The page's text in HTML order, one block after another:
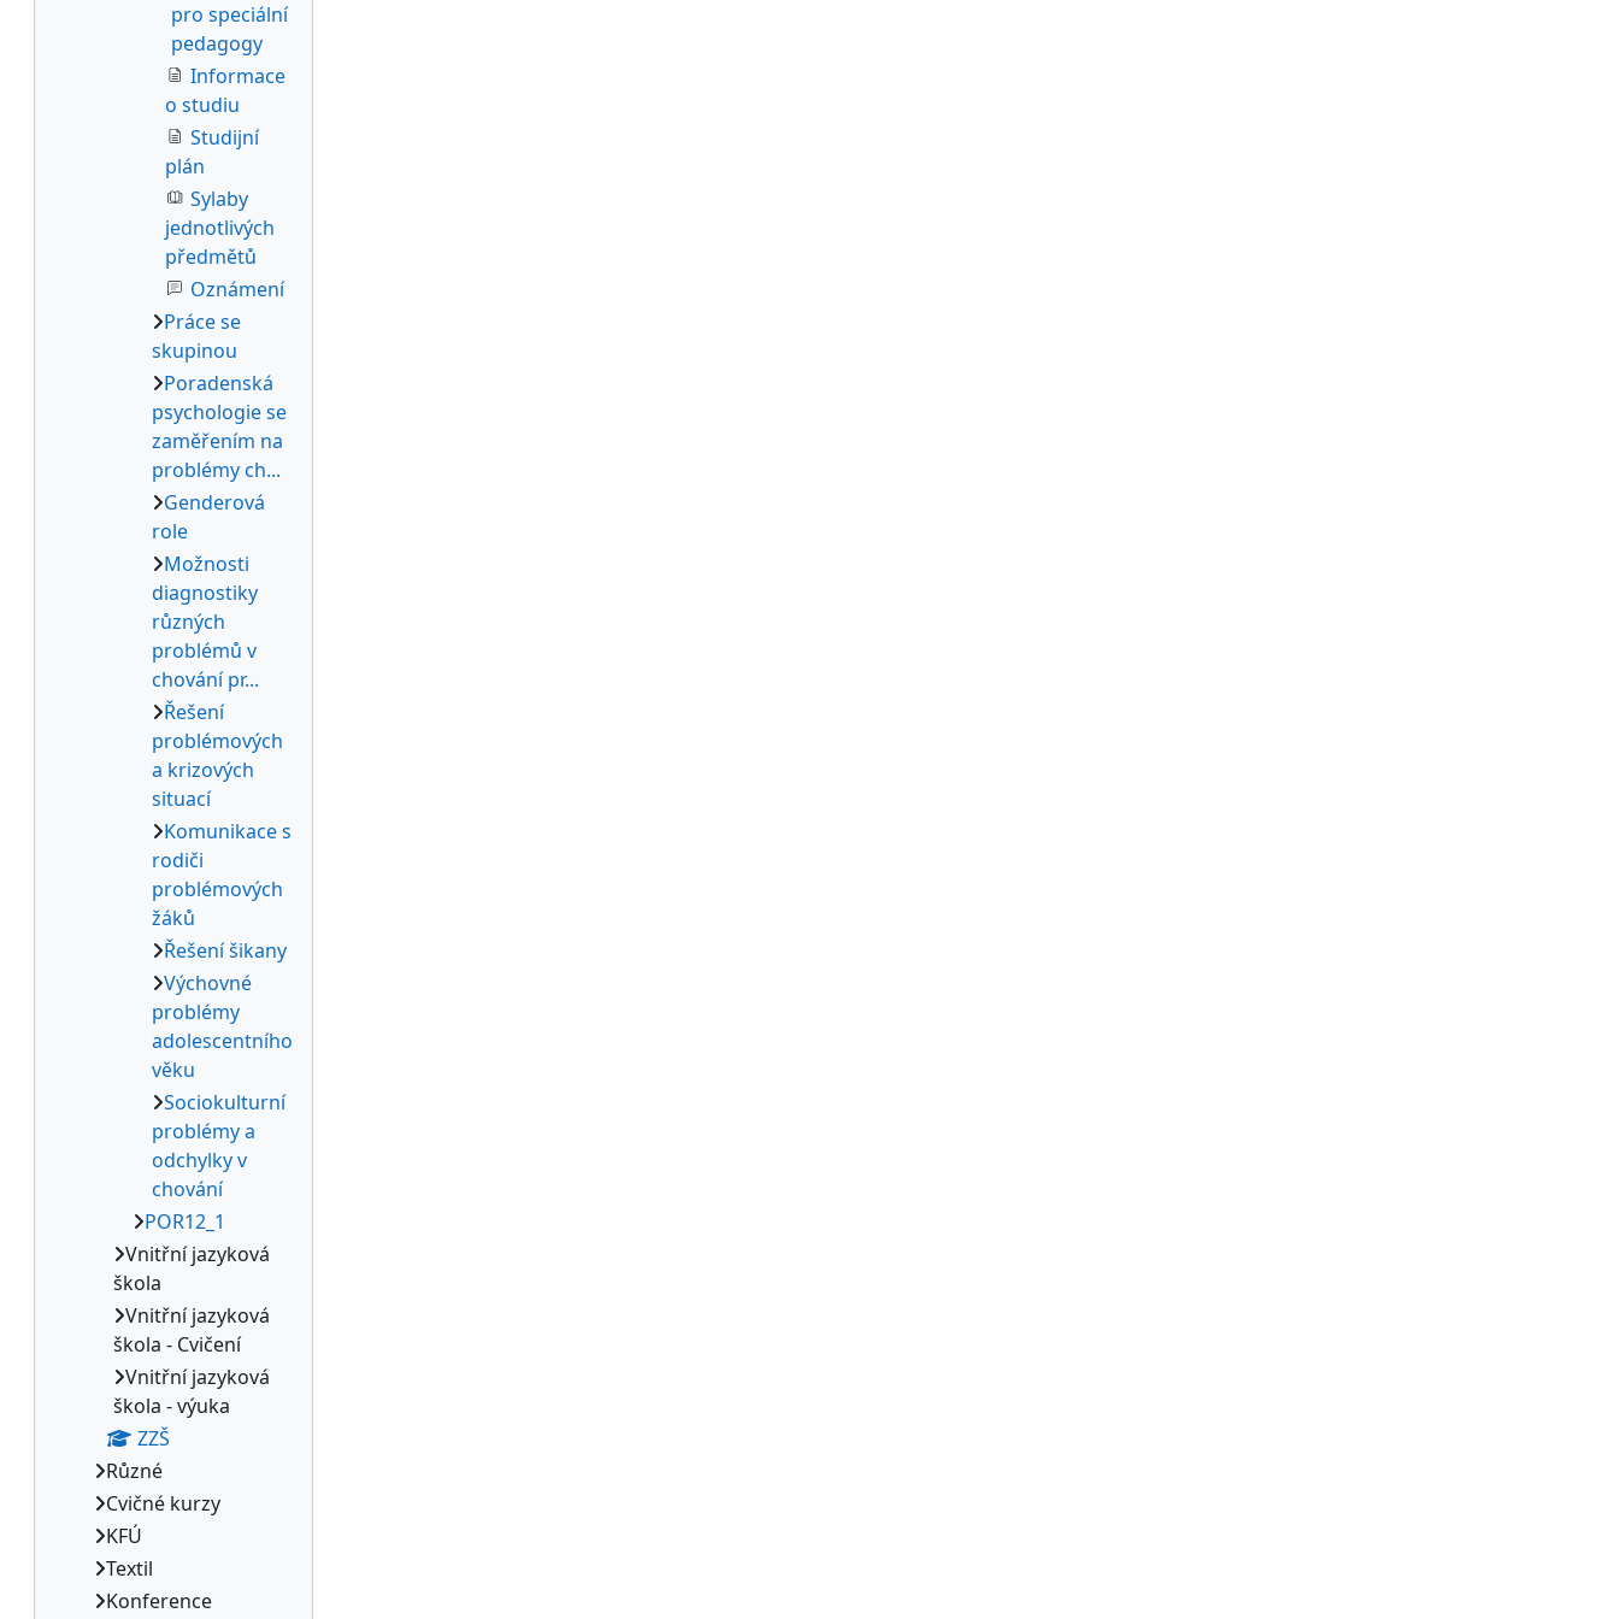
pro speciální
pedagogy
Informace
o studiu
Studijní
plán
Sylaby
jednotlivých
předmětů
Oznámení
Práce se
skupinou
Poradenská
psychologie se
zaměřením na
problémy ch...
Genderová
role
Možnosti
diagnostiky
různých
problémů v
chování pr...
Řešení
problémových
a krizových
situací
Komunikace s
rodiči
problémových
žáků
Řešení šikany
Výchovné
problémy
adolescentního
věku
Sociokulturní
problémy a
odchylky v
chování
POR12_1
Vnitřní jazyková
škola
Vnitřní jazyková
škola - Cvičení
Vnitřní jazyková
škola - výuka
ZZŠ
Různé
Cvičné kurzy
KFÚ
Textil
Konference